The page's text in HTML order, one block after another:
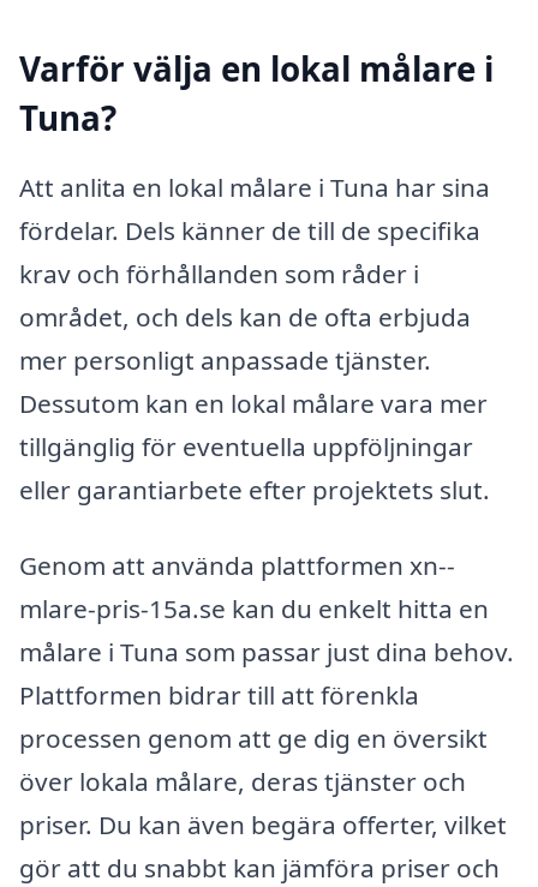
Varför välja en lokal målare i
Tuna?
Att anlita en lokal målare i Tuna har sina
fördelar. Dels känner de till de specifika
krav och förhållanden som råder i
området, och dels kan de ofta erbjuda
mer personligt anpassade tjänster.
Dessutom kan en lokal målare vara mer
tillgänglig för eventuella uppföljningar
eller garantiarbete efter projektets slut.
Genom att använda plattformen xn--
mlare-pris-15a.se kan du enkelt hitta en
målare i Tuna som passar just dina behov.
Plattformen bidrar till att förenkla
processen genom att ge dig en översikt
över lokala målare, deras tjänster och
priser. Du kan även begära offerter, vilket
gör att du snabbt kan jämföra priser och